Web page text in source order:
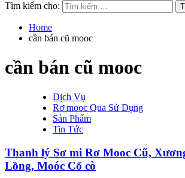
Tìm kiếm cho:
Home
cần bán cũ mooc
cần bán cũ mooc
Dịch Vụ
Rơ mooc Qua Sử Dụng
Sản Phẩm
Tin Tức
Thanh lý Sơ mi Rơ Mooc Cũ,
Lồng, Moóc Cổ cò